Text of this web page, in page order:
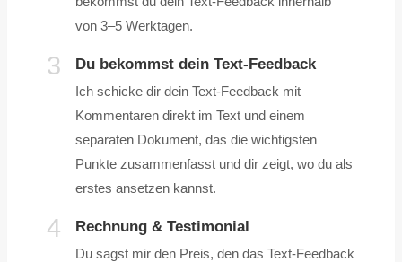
von 3–5 Werktagen.
3 Du bekommst dein Text-Feedback
Ich schicke dir dein Text-Feedback mit
Kommentaren direkt im Text und einem
separaten Dokument, das die wichtigsten
Punkte zusammenfasst und dir zeigt, wo du als
erstes ansetzen kannst.
4 Rechnung & Testimonial
Du sagst mir den Preis, den das Text-Feedback